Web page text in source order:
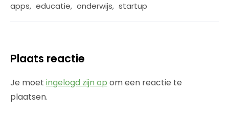
apps, educatie, onderwijs, startup
Plaats reactie
Je moet ingelogd zijn op om een reactie te
plaatsen.